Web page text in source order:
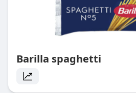
Barilla spaghetti